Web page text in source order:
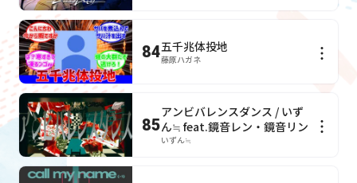
84五千兆体投地
藤原ハガネ
85
アンビバレンスダンス / いず
ん≒ feat.鏡音レン・鏡音リン
いずん≒